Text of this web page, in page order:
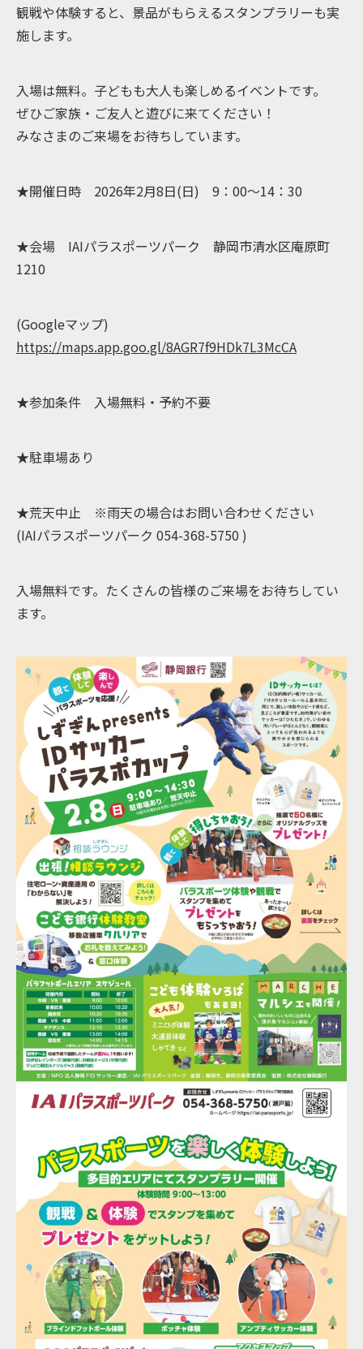
観戦や体験すると、景品がもらえるスタンプラリーも実
施します。
入場は無料。子どもも大人も楽しめるイベントです。
ぜひご家族・ご友人と遊びに来てください！
みなさまのご来場をお待ちしています。
★開催日時 2026年2月8日(日) 9：00～14：30
★会場 IAIパラスポーツパーク 静岡市清水区庵原町
1210
(Googleマップ)
https://maps.app.goo.gl/8AGR7f9HDk7L3McCA
★参加条件 入場無料・予約不要
★駐車場あり
★荒天中止 ※雨天の場合はお問い合わせください
(IAIパラスポーツパーク 054-368-5750 )
入場無料です。たくさんの皆様のご来場をお待ちしてい
ます。